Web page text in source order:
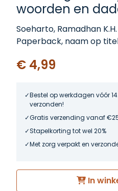
woorden en
Soeharto, Ramadhan
Paperback, naam op
€ 4,99
Bestel op werkdagen vóór
verzonden!
Gratis verzending vanaf
Stapelkorting tot wel 20%
Met zorg verpakt en
In